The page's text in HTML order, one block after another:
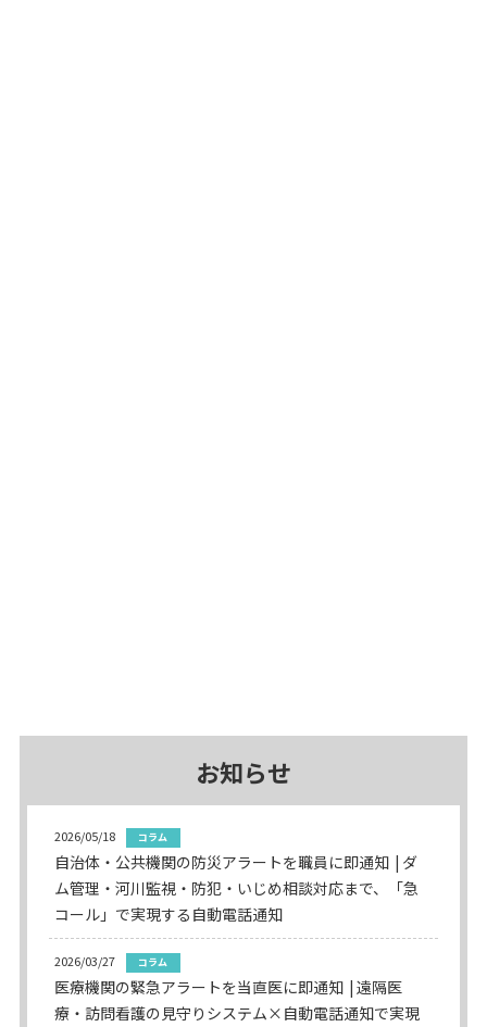
お知らせ
2026/05/18 コラム
自治体・公共機関の防災アラートを職員に即通知
ダ
ム管理・河川監視・防犯・いじめ相談対応まで、「急
コール」で実現する自動電話通知
2026/03/27 コラム
医療機関の緊急アラートを当直医に即通知
遠隔医
療・訪問看護の見守りシステム×自動電話通知で実現